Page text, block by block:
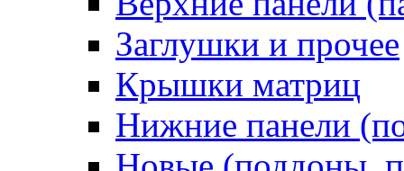
Заглушки и прочее
Крышки матриц
Нижние панели